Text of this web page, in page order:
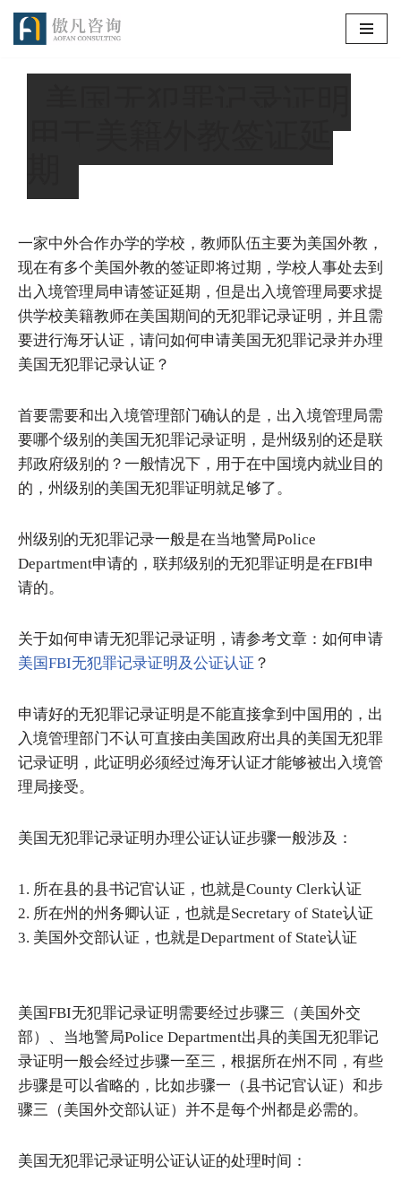
跳
至
一家中外合作办学的学校，教师队伍主要为美国外教，
现在有多个美国外教的签证即将过期，学校人事处去到
出入境管理局申请签证延期，但是出入境管理局要求提
供学校美籍教师在美国期间的无犯罪记录证明，并且需
要进行海牙认证，请问如何申请美国无犯罪记录并办理
美国无犯罪记录认证？
首要需要和出入境管理部门确认的是，出入境管理局需
要哪个级别的美国无犯罪记录证明，是州级别的还是联
邦政府级别的？一般情况下，用于在中国境内就业目的
的，州级别的美国无犯罪证明就足够了。
州级别的无犯罪记录一般是在当地警局Police
Department申请的，联邦级别的无犯罪证明是在FBI申
请的。
关于如何申请无犯罪记录证明，请参考文章：如何申请
美国FBI无犯罪记录证明及公证认证 ？
申请好的无犯罪记录证明是不能直接拿到中国用的，出
入境管理部门不认可直接由美国政府出具的美国无犯罪
记录证明，此证明必须经过海牙认证才能够被出入境管
理局接受。
美国无犯罪记录证明办理公证认证步骤一般涉及：
1. 所在县的县书记官认证，也就是County Clerk认证
2. 所在州的州务卿认证，也就是Secretary of State认证
3. 美国外交部认证，也就是Department of State认证
美国FBI无犯罪记录证明需要经过步骤三（美国外交
部）、当地警局Police Department出具的美国无犯罪记
录证明一般会经过步骤一至三，根据所在州不同，有些
步骤是可以省略的，比如步骤一（县书记官认证）和步
骤三（美国外交部认证）并不是每个州都是必需的。
美国无犯罪记录证明公证认证的处理时间：